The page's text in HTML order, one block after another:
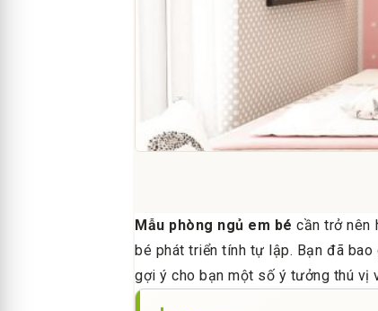
Mẫu phòng ngủ em bé cần trở nên
bé phát triển tính tự lập. Bạn đã
gợi ý cho bạn một số ý tưởng thú vị